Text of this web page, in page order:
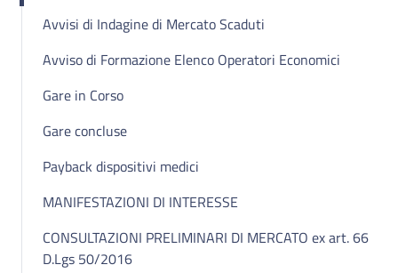
Avvisi di Indagine di Mercato Scaduti
Avviso di Formazione Elenco Operatori Economici
Gare in Corso
Gare concluse
Payback dispositivi medici
MANIFESTAZIONI DI INTERESSE
CONSULTAZIONI PRELIMINARI DI MERCATO ex art. 66
D.Lgs 50/2016